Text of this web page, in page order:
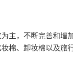
主，不断完善和增
棉、卸妆棉以及旅